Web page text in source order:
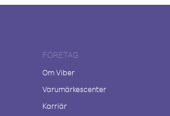
FÖRETAG
Om Viber
Varumärkescenter
Karriär